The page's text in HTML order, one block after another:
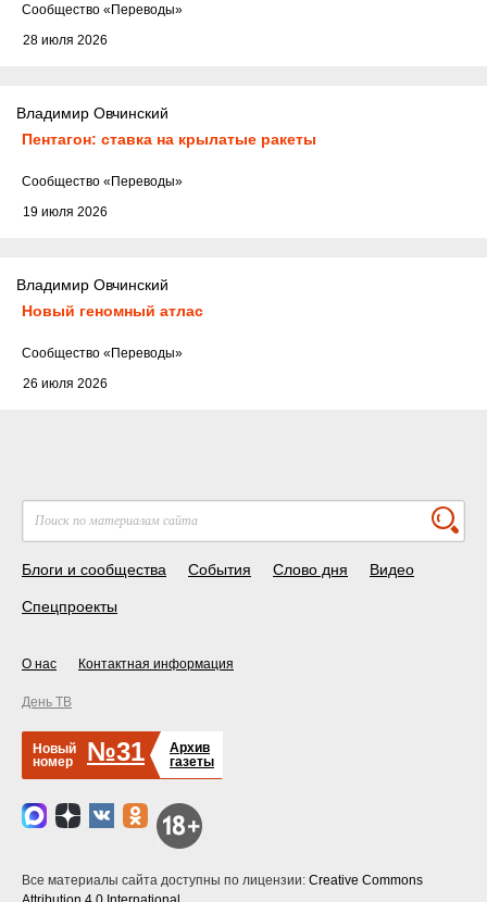
28 июля 2026
Cообщество «Переводы»
Владимир Овчинский
Пентагон: ставка на крылатые ракеты
19 июля 2026
Cообщество «Переводы»
Владимир Овчинский
Новый геномный атлас
26 июля 2026
Cообщество «Переводы»
Блоги и сообщества События Слово дня Видео
Спецпроекты
О нас Контактная информация
День ТВ
Новый
номер
№31
Архив
газеты
Все материалы сайта доступны по лицензии: Creative Commons